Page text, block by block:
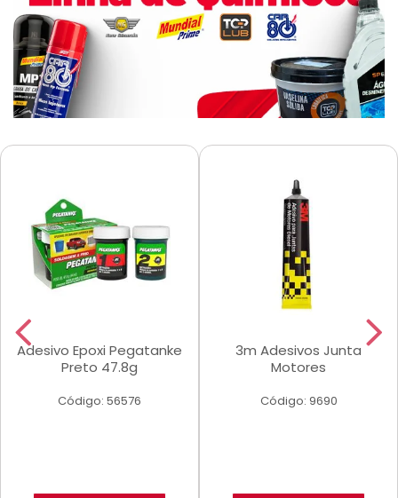
Adesivo Epoxi Pegatanke
Preto 47.8g
Código: 56576
3m Adesivos Junta
Motores
Código: 9690